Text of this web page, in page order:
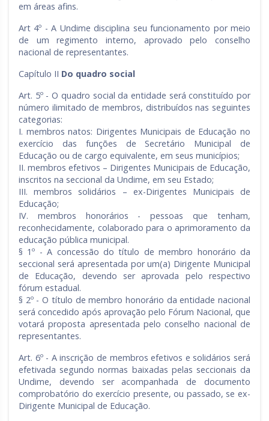
em áreas afins.
Art 4º - A Undime disciplina seu funcionamento por meio
de um regimento interno, aprovado pelo conselho
nacional de representantes.
Capítulo II Do quadro social
Art. 5º - O quadro social da entidade será constituído por
número ilimitado de membros, distribuídos nas seguintes
categorias:
I. membros natos: Dirigentes Municipais de Educação no
exercício das funções de Secretário Municipal de
Educação ou de cargo equivalente, em seus municípios;
II. membros efetivos – Dirigentes Municipais de Educação,
inscritos na seccional da Undime, em seu Estado;
III. membros solidários – ex-Dirigentes Municipais de
Educação;
IV. membros honorários - pessoas que tenham,
reconhecidamente, colaborado para o aprimoramento da
educação pública municipal.
§ 1º - A concessão do título de membro honorário da
seccional será apresentada por um(a) Dirigente Municipal
de Educação, devendo ser aprovada pelo respectivo
fórum estadual.
§ 2º - O título de membro honorário da entidade nacional
será concedido após aprovação pelo Fórum Nacional, que
votará proposta apresentada pelo conselho nacional de
representantes.
Art. 6º - A inscrição de membros efetivos e solidários será
efetivada segundo normas baixadas pelas seccionais da
Undime, devendo ser acompanhada de documento
comprobatório do exercício presente, ou passado, se ex-
Dirigente Municipal de Educação.